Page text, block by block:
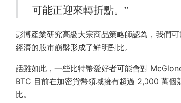
可能正迎來轉折點。”
彭博產業研究高級大宗商品策略師認為，我們
經濟的股市崩盤形成了鮮明對比。
話雖如此，一些比特幣愛好者可能會對
BTC 目前在加密貨幣領域擁有超過 2,000 萬
比。